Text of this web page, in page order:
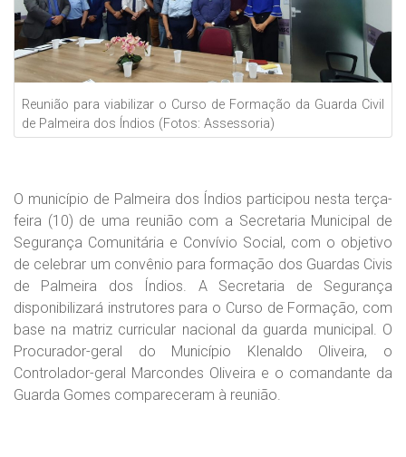
Reunião para viabilizar o Curso de Formação da Guarda Civil
de Palmeira dos Índios (Fotos: Assessoria)
O município de Palmeira dos Índios participou nesta terça-
feira (10) de uma reunião com a Secretaria Municipal de
Segurança Comunitária e Convívio Social, com o objetivo
de celebrar um convênio para formação dos Guardas Civis
de Palmeira dos Índios. A Secretaria de Segurança
disponibilizará instrutores para o Curso de Formação, com
base na matriz curricular nacional da guarda municipal. O
Procurador-geral do Município Klenaldo Oliveira, o
Controlador-geral Marcondes Oliveira e o comandante da
Guarda Gomes compareceram à reunião.